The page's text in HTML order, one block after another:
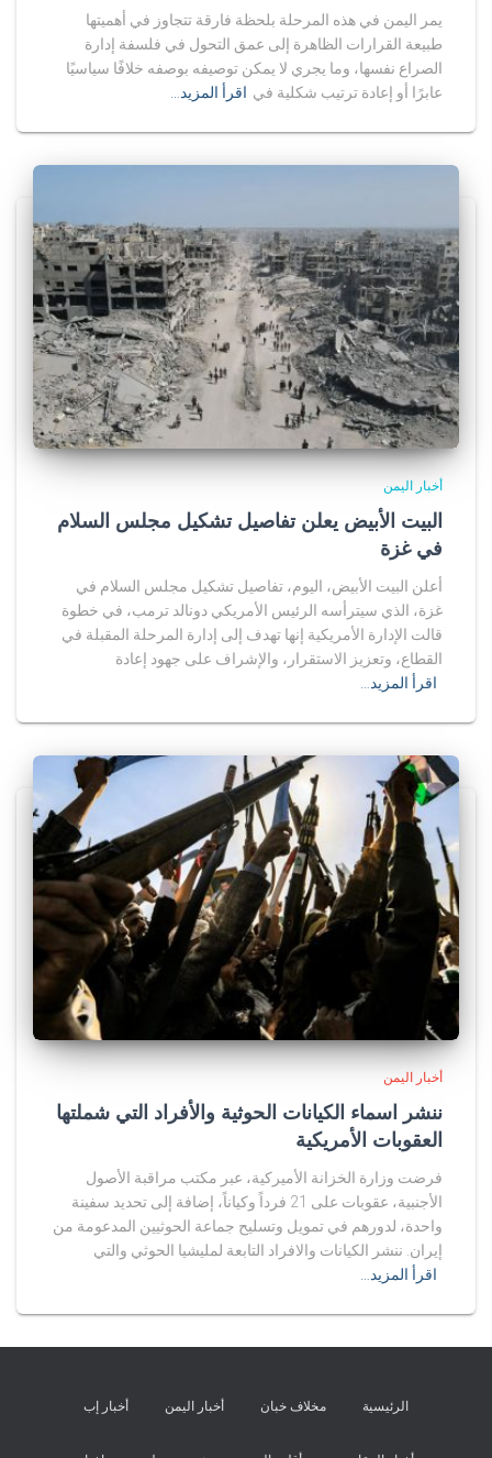
يمر اليمن في هذه المرحلة بلحظة فارقة تتجاوز في أهميتها
طبيعة القرارات الظاهرة إلى عمق التحول في فلسفة إدارة
الصراع نفسها، وما يجري لا يمكن توصيفه بوصفه خلافًا سياسيًا
عابرًا أو إعادة ترتيب شكلية في اقرأ المزيد…
أخبار اليمن
البيت الأبيض يعلن تفاصيل تشكيل مجلس السلام
في غزة
أعلن البيت الأبيض، اليوم، تفاصيل تشكيل مجلس السلام في
غزة، الذي سيترأسه الرئيس الأمريكي دونالد ترمب، في خطوة
قالت الإدارة الأمريكية إنها تهدف إلى إدارة المرحلة المقبلة في
القطاع، وتعزيز الاستقرار، والإشراف على جهود إعادة
اقرأ المزيد…
أخبار اليمن
ننشر اسماء الكيانات الحوثية والأفراد التي شملتها
العقوبات الأمريكية
فرضت وزارة الخزانة الأميركية، عبر مكتب مراقبة الأصول
الأجنبية، عقوبات على 21 فرداً وكياناً، إضافة إلى تحديد سفينة
واحدة، لدورهم في تمويل وتسليح جماعة الحوثيين المدعومة من
إيران. ننشر الكيانات والافراد التابعة لمليشيا الحوثي والتي
اقرأ المزيد…
الرئيسية مخلاف خبان أخبار اليمن أخبار إب